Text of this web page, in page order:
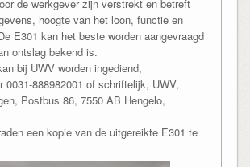
de werkgever zijn verstrekt en betreft
hoogte van het loon, functie en
E301 kan het beste worden aangevraagd
ontslag bekend is.
bij UWV worden ingediend,
0031-888982001 of schriftelijk, UWV,
Postbus 86, 7550 AB Hengelo,
een kopie van de uitgereikte E301 te